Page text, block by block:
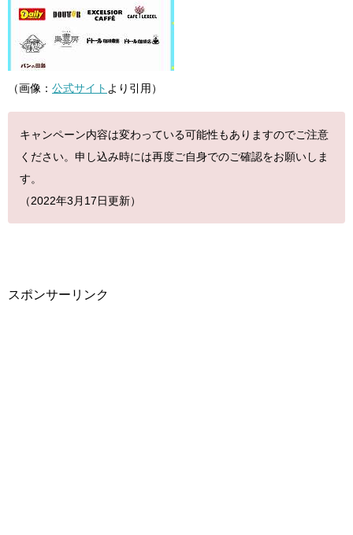
（画像： 公式サイト より引用）
キャンペーン内容は変わっている可能性もありますのでご注意
ください。申し込み時には再度ご自身でのご確認をお願いしま
す。
（2022年3月17日更新）
スポンサーリンク